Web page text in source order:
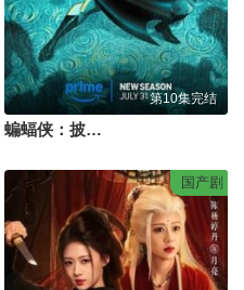
第10集完结
蝙蝠侠：披风战士第二季
国产剧